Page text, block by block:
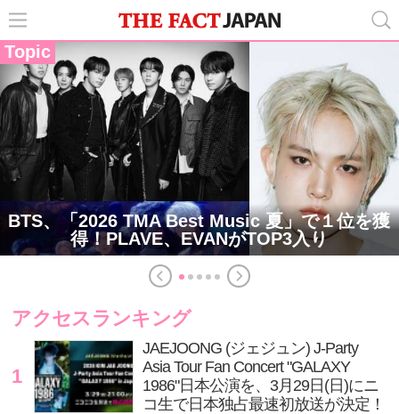
Topic
BTS、「2026 TMA Best Music 夏」で１位を獲
得！PLAVE、EVANがTOP3入り
アクセスランキング
1
JAEJOONG (ジェジュン) J-Party
Asia Tour Fan Concert "GALAXY
1986"日本公演を、3月29日(日)にニ
コ生で日本独占最速初放送が決定！